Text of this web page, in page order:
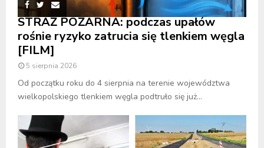
STRAŻ POŻARNA: podczas upałów
rośnie ryzyko zatrucia się tlenkiem węgla
[FILM]
5 sierpnia 2026
Od początku roku do 4 sierpnia na terenie województwa
wielkopolskiego tlenkiem węgla podtruło się już...